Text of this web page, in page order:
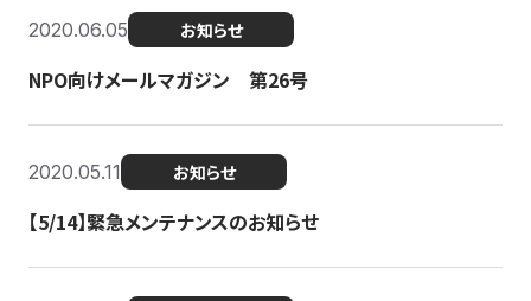
2020.06.05 お知らせ
NPO向けメールマガジン 第26号
2020.05.11 お知らせ
【5/14】緊急メンテナンスのお知らせ